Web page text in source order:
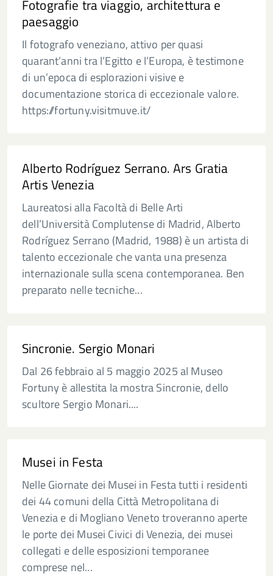
Fotografie tra viaggio, architettura e
paesaggio
Il fotografo veneziano, attivo per quasi
quarant’anni tra l’Egitto e l’Europa, è testimone
di un’epoca di esplorazioni visive e
documentazione storica di eccezionale valore.
https://fortuny.visitmuve.it/
Alberto Rodríguez Serrano. Ars Gratia
Artis Venezia
Laureatosi alla Facoltà di Belle Arti
dell’Università Complutense di Madrid, Alberto
Rodríguez Serrano (Madrid, 1988) è un artista di
talento eccezionale che vanta una presenza
internazionale sulla scena contemporanea. Ben
preparato nelle tecniche...
Sincronie. Sergio Monari
Dal 26 febbraio al 5 maggio 2025 al Museo
Fortuny è allestita la mostra Sincronie, dello
scultore Sergio Monari....
Musei in Festa
Nelle Giornate dei Musei in Festa tutti i residenti
dei 44 comuni della Città Metropolitana di
Venezia e di Mogliano Veneto troveranno aperte
le porte dei Musei Civici di Venezia, dei musei
collegati e delle esposizioni temporanee
comprese nel...